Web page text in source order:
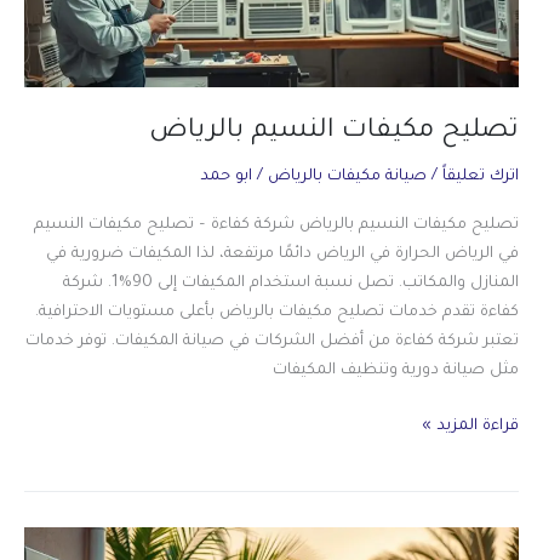
تصليح مكيفات النسيم بالرياض
اترك تعليقاً / صيانة مكيفات بالرياض / ابو حمد
تصليح مكيفات النسيم بالرياض شركة كفاءة – تصليح مكيفات النسيم
في الرياض الحرارة في الرياض دائمًا مرتفعة، لذا المكيفات ضرورية في
المنازل والمكاتب. تصل نسبة استخدام المكيفات إلى 90%1. شركة
كفاءة تقدم خدمات تصليح مكيفات بالرياض بأعلى مستويات الاحترافية.
تعتبر شركة كفاءة من أفضل الشركات في صيانة المكيفات. توفر خدمات
مثل صيانة دورية وتنظيف المكيفات
تصليح
قراءة المزيد »